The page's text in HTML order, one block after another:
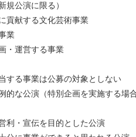
規公演に限る）
貢献する文化芸術事業
業
・運営する事業
する事業は公募の対象としない
的な公演（特別企画を実施する場
利・宣伝を目的とした公演